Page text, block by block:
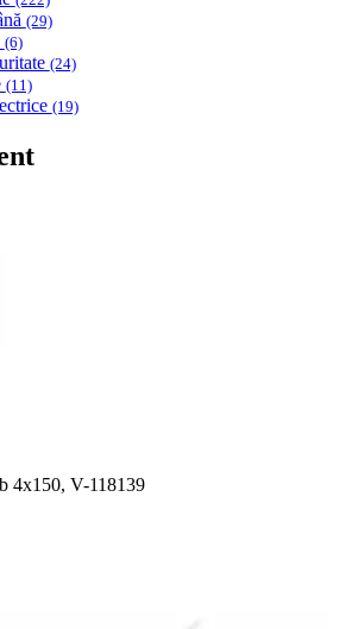
(29)
(6)
(24)
(11)
(19)
4x150, V-118139